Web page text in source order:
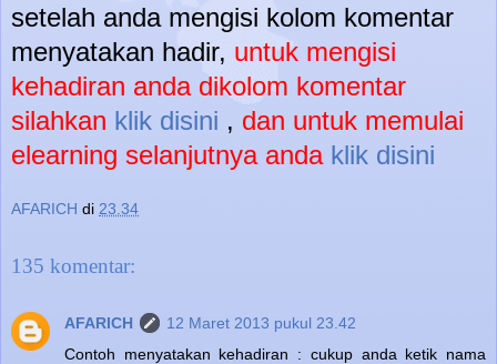
setelah anda mengisi kolom komentar
menyatakan hadir, untuk mengisi
kehadiran anda dikolom komentar
silahkan klik disini , dan untuk memulai
elearning selanjutnya anda klik disini
AFARICH di 23.34
135 komentar:
AFARICH
12 Maret 2013 pukul 23.42
Contoh menyatakan kehadiran : cukup anda ketik nama